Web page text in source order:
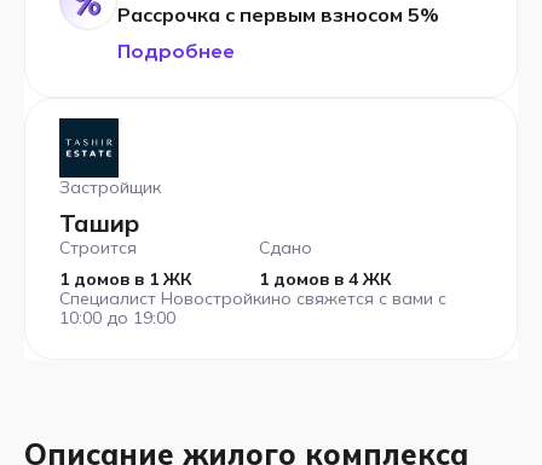
Рассрочка с первым взносом 5%
Подробнее
Застройщик
Ташир
Строится
1 домов в 1 ЖК
Сдано
1 домов в 4 ЖК
Специалист Новостройкино свяжется с вами с
10:00 до 19:00
Описание жилого комплекса